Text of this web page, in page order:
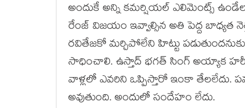
అందుకే అన్ని కమర్షియల్ ఎలిమెంట్స్ ఉండేలా
రేంజ్ విజయం ఇవ్వాల్సిన అతి పెద్ద బాధ్యత
రవితేజకో మర్చిపోలేని హిట్టు
సాధించాలి. ఉస్తాద్ భగత్ సింగ్ అయ్యాక హరీష్
వాళ్లలో ఎవరిని ఒప్పిస్తారో ఇంకా
అవుతుంది. అందులో సందేహం లేదు.